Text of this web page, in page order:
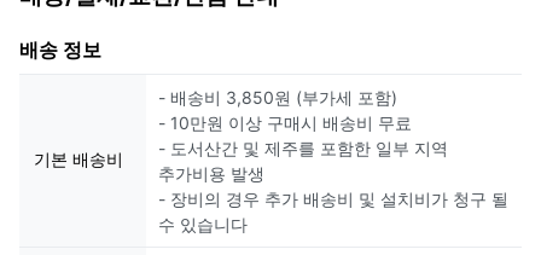
배송 정보
기본 배송비
- 배송비 3,850원 (부가세 포함)
- 10만원 이상 구매시 배송비 무료
- 도서산간 및 제주를 포함한 일부 지역
추가비용 발생
- 장비의 경우 추가 배송비 및 설치비가 청구 될
수 있습니다